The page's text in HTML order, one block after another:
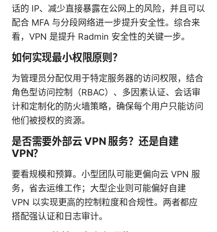
话的 IP、减少直接暴露在公网上的风险，并且可以
配合 MFA 与分段网络进一步提升安全性。综合来
看，VPN 是提升 Radmin 安全性的关键一步。
如何实现最小权限原则？
为管理员分配仅用于特定服务器的访问权限，结合
角色型访问控制（RBAC）、多因素认证、会话审
计和定制化的防火墙策略，确保每个用户只能访问
他们被授权的资源。
是否需要外部云 VPN 服务？还是自建
VPN？
要看规模和预算。小型团队可能更偏向云 VPN 服
务，省去运维工作；大型企业则可能偏好自建
VPN 以实现更高的控制粒度和合规性。两者都应
搭配强认证和日志审计。